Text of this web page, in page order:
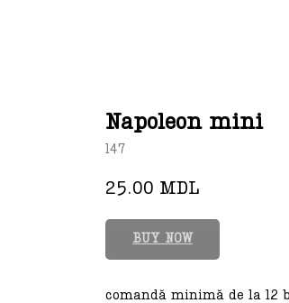
Napoleon mini
147
25.00 MDL
BUY NOW
comandă minimă de la 12